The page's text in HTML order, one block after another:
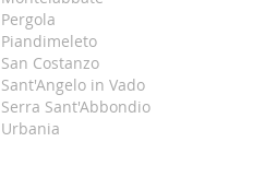
Pergola
Piandimeleto
San Costanzo
Sant'Angelo in Vado
Serra Sant'Abbondio
Urbania